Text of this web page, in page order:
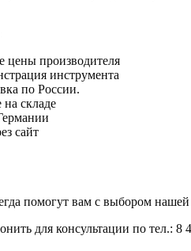
цены производителя
инструмента
по России.
складе
сайт
помогут вам с выбором
для консультации по тел.: